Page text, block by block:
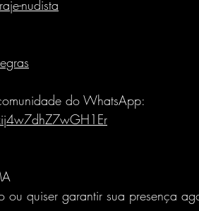
nudista
do WhatsApp:
ou quiser garantir sua presença